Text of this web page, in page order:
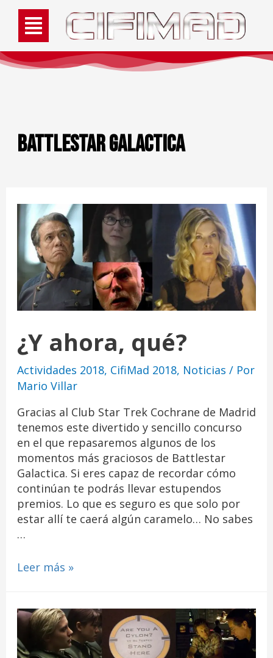
Battlestar Galactica
¿Y ahora, qué?
Actividades 2018, CifiMad 2018, Noticias / Por
Mario Villar
Gracias al Club Star Trek Cochrane de Madrid
tenemos este divertido y sencillo concurso
en el que repasaremos algunos de los
momentos más graciosos de Battlestar
Galactica. Si eres capaz de recordar cómo
continúan te podrás llevar estupendos
premios. Lo que es seguro es que solo por
estar allí te caerá algún caramelo… No sabes
…
Leer más »